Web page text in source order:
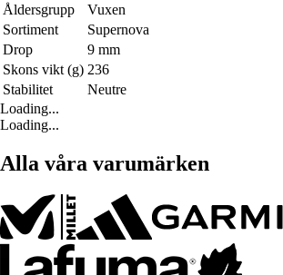
Åldersgrupp
Vuxen
Sortiment
Supernova
Drop
9 mm
Skons vikt (g) 236
Stabilitet
Neutre
Loading...
Loading...
Alla våra varumärken